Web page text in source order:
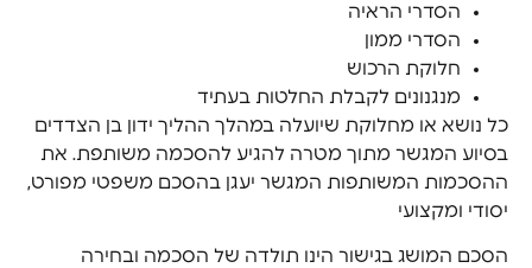
הסדרי הראיה
הסדרי ממון
חלוקת הרכוש
מנגנונים לקבלת החלטות בעתיד
כל נושא או מחלוקת שיועלה במהלך ההליך ידון בן הצדדים
בסיוע המגשר מתוך מטרה להגיע להסכמה משותפת. את
ההסכמות המשותפות המגשר יעגן בהסכם משפטי מפורט,
יסודי ומקצועי
הסכם המושג בגישור הינו תולדה של הסכמה ובחירה